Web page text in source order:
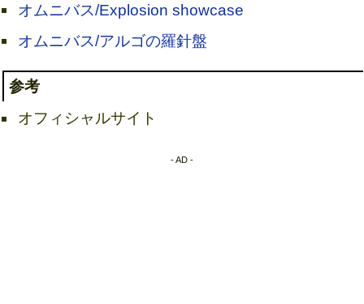
オムニバス/Explosion showcase
オムニバス/アルゴの羅針盤
参考
オフィシャルサイト
- AD -